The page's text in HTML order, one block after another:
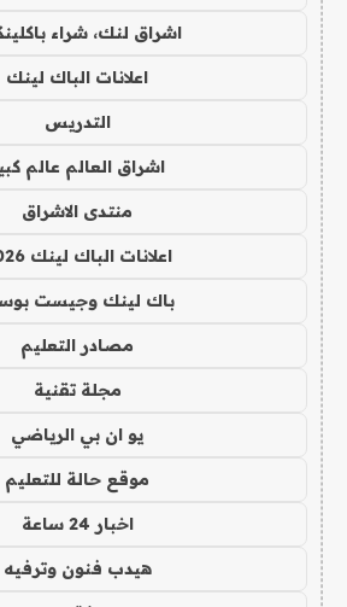
اشراق لنك، شراء
اعلانات الباك لينك
التدريس
اشراق العالم عالم
منتدى الاشراق
اعلانات الباك لينك 2026
باك لينك وجيست
مصادر التعليم
مجلة تقنية
يو ان بي الرياضي
موقع حالة للتعليم
اخبار 24 ساعة
هيدب فنون وترفيه